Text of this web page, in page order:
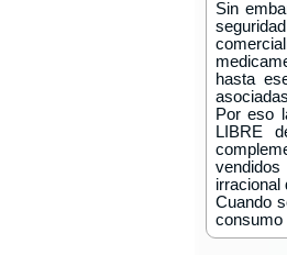
Sin
hasta
Por eso
LIBRE
irracional
Cuando
consumo